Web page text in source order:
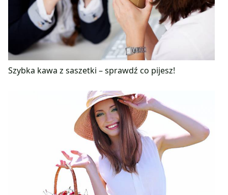
Szybka kawa z saszetki – sprawdź co pijesz!